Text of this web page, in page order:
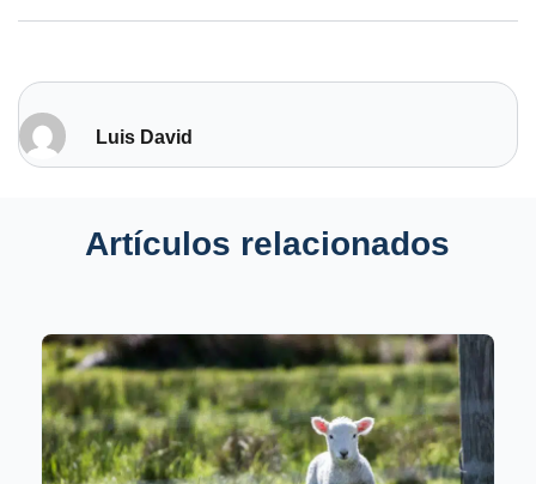
Luis David
Artículos relacionados